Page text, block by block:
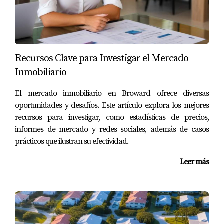
sobrevaluada. > "Conocer cómo se determina el
impuesto a la propiedad puede ayudarte a
planificar mejor tus inversiones." Realizar una
investigación adecuada sobre las tasas impositivas
locales te permitirá anticipar gastos y optimizar tu
presupuesto.
CASOS PRÁCTICOS DE
INVERSIÓN
Para ilustrar cómo estos beneficios fiscales pueden
impactar positivamente en tus inversiones, veamos
Caso 1: Inversión en un condominio
vacacional
Recursos Clave para Investigar el Mercado
Inmobiliario
El mercado inmobiliario en Broward ofrece diversas
oportunidades y desafíos. Este artículo explora los mejores
recursos para investigar, como estadísticas de precios,
informes de mercado y redes sociales, además de casos
prácticos que ilustran su efectividad.
Leer más